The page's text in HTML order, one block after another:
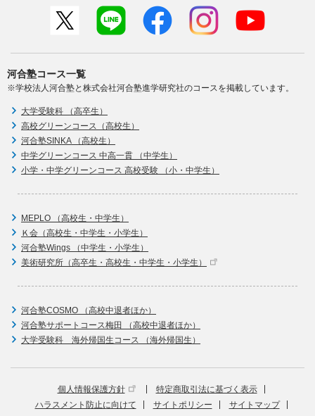
河合塾コース一覧
※学校法人河合塾と株式会社河合塾進学研究社のコースを掲載しています。
大学受験科 （高卒生）
高校グリーンコース（高校生）
河合塾SINKA （高校生）
中学グリーンコース 中高一貫 （中学生）
小学・中学グリーンコース 高校受験 （小・中学生）
MEPLO （高校生・中学生）
Ｋ会（高校生・中学生・小学生）
河合塾Wings （中学生・小学生）
美術研究所（高卒生・高校生・中学生・小学生）
河合塾COSMO （高校中退者ほか）
河合塾サポートコース梅田 （高校中退者ほか）
大学受験科 海外帰国生コース （海外帰国生）
個人情報保護方針
特定商取引法に基づく表示
ハラスメント防止に向けて
サイトポリシー サイトマップ